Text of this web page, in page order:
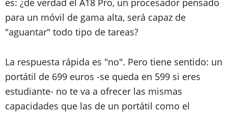
es: ¿de verdad el A18 Pro, un procesador pensado
para un móvil de gama alta, será capaz de
"aguantar" todo tipo de tareas?
La respuesta rápida es "no". Pero tiene sentido: un
portátil de 699 euros -se queda en 599 si eres
estudiante- no te va a ofrecer las mismas
capacidades que las de un portátil como el